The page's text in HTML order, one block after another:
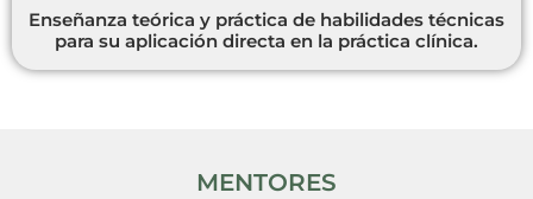
Enseñanza teórica y práctica de habilidades técnicas
para su aplicación directa en la práctica clínica.
MENTORES